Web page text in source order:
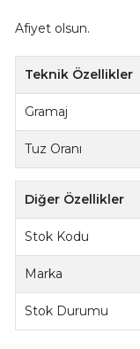
Afiyet olsun.
Teknik Özellikler
Gramaj
Tuz Oranı
Diğer Özellikler
Stok Kodu
Marka
Stok Durumu